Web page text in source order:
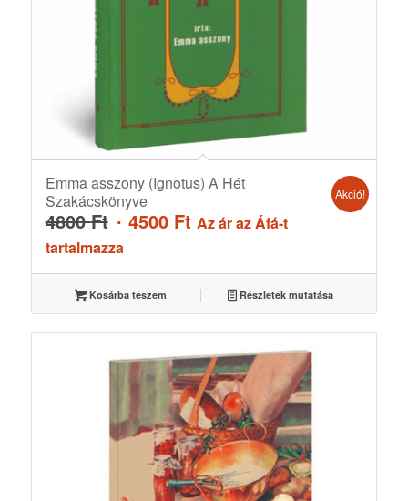
Emma asszony (Ignotus) A Hét
Szakácskönyve
4800Ft Original
price
4800 Ft.
4500 FtCurrent
4500 Ft.
Az ár az Áfá-t
tartalmazza
Akció!
Kosárba teszem Részletek mutatása